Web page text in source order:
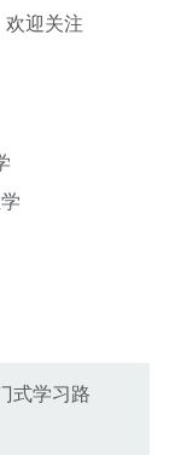
欢迎关注
式学习路